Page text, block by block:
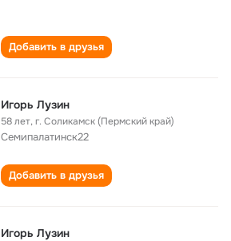
Добавить в друзья
Игорь Лузин
58 лет,г. Соликамск (Пермский край)
Семипалатинск22
Добавить в друзья
Игорь Лузин